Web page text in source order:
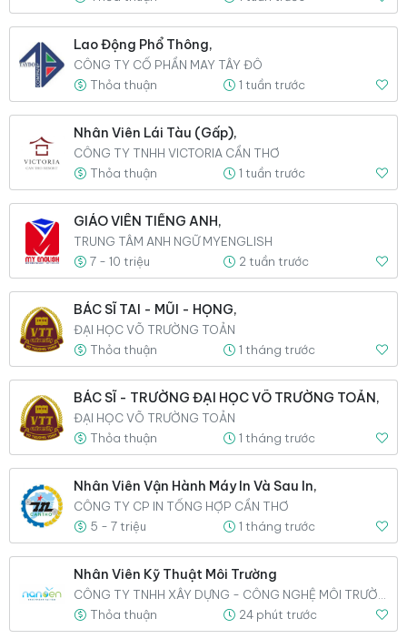
Lao Động Phổ Thông,
CÔNG TY CỔ PHẦN MAY TÂY ĐÔ
Thỏa thuận
1 tuần trước
Nhân Viên Lái Tàu (gấp),
CÔNG TY TNHH VICTORIA CẦN THƠ
Thỏa thuận
1 tuần trước
GIÁO VIÊN TIẾNG ANH,
TRUNG TÂM ANH NGỮ MYENGLISH
7 - 10 triệu
2 tuần trước
BÁC SĨ TAI - MŨI - HỌNG,
ĐẠI HỌC VÕ TRƯỜNG TOẢN
Thỏa thuận
1 tháng trước
BÁC SĨ - TRƯỜNG ĐẠI HỌC VÕ TRƯỜNG TOẢN,
ĐẠI HỌC VÕ TRƯỜNG TOẢN
Thỏa thuận
1 tháng trước
Nhân Viên Vận Hành Máy In Và Sau In,
CÔNG TY CP IN TỔNG HỢP CẦN THƠ
5 - 7 triệu
1 tháng trước
Nhân Viên Kỹ Thuật Môi Trường
CÔNG TY TNHH XÂY DỰNG - CÔNG NGHỆ MÔI TRƯỜNG NANO
Thỏa thuận
24 phút trước